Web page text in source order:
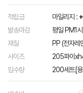
적립금 마일리지 :
발송마감
평일 PM1
재질
PP (전자레
사이즈
205파이
입수량
200세트[용